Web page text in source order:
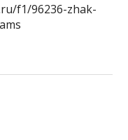
f1/96236-zhak-